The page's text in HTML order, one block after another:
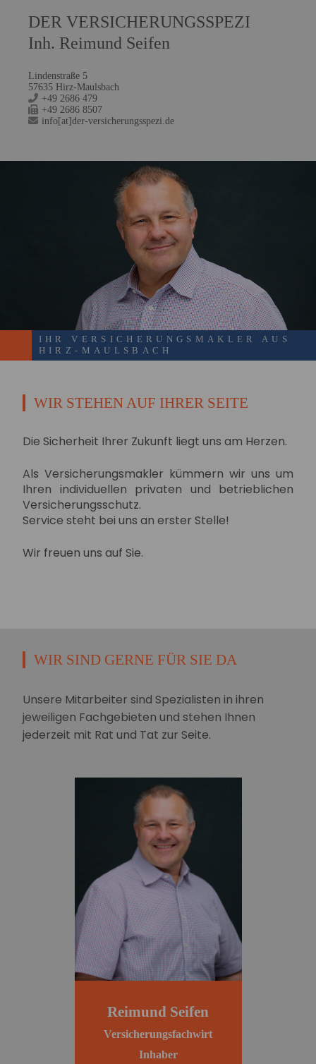
DER VERSICHERUNGSSPEZI
Inh. Reimund Seifen
Lindenstraße 5
57635 Hirz-Maulsbach
+49 2686 479
+49 2686 8507
info[at]der-versicherungsspezi.de
IHR VERSICHERUNGSMAKLER AUS
HIRZ-MAULSBACH
WIR STEHEN AUF IHRER SEITE
Die Sicherheit Ihrer Zukunft liegt uns am Herzen.
Als Versicherungsmakler kümmern wir uns um
Ihren individuellen privaten und betrieblichen
Versicherungsschutz.
Service steht bei uns an erster Stelle!
Wir freuen uns auf Sie.
WIR SIND GERNE FÜR SIE DA
Unsere Mitarbeiter sind Spezialisten in ihren
jeweiligen Fachgebieten und stehen Ihnen
jederzeit mit Rat und Tat zur Seite.
Reimund Seifen
Versicherungsfachwirt
Inhaber